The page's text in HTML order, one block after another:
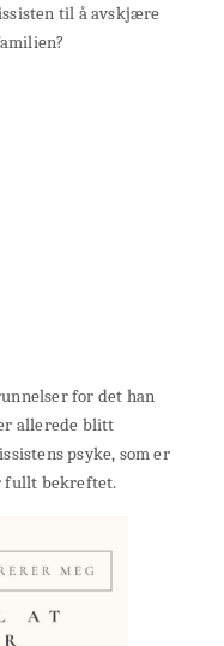
til å avskjære
for det han
allerede blitt
psyke, som er
fullt bekreftet.